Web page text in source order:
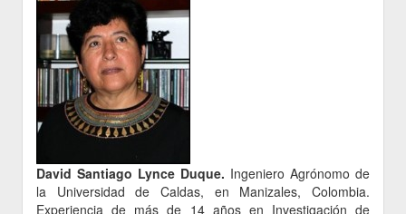
David Santiago Lynce Duque. Ingeniero Agrónomo de
la Universidad de Caldas, en Manizales, Colombia.
Experiencia de más de 14 años en Investigación de